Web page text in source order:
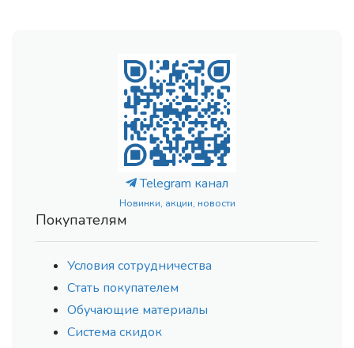
Telegram канал
Новинки, акции, новости
Покупателям
Условия сотрудничества
Стать покупателем
Обучающие материалы
Система скидок